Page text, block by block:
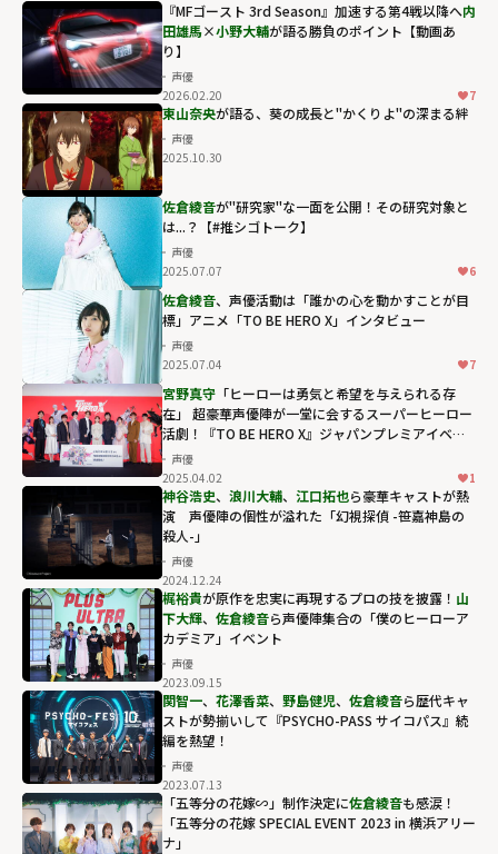
『MFゴースト 3rd Season』加速する第4戦以降へ――内
田雄馬×小野大輔が語る勝負のポイント【動画あ
り】
声優
2026.02.20
7
東山奈央が語る、葵の成長と"かくりよ"の深まる絆
声優
2025.10.30
佐倉綾音が"研究家"な一面を公開！その研究対象と
は...？【#推シゴトーク】
声優
2025.07.07
6
佐倉綾音、声優活動は「誰かの心を動かすことが目
標」アニメ「TO BE HERO X」インタビュー
声優
2025.07.04
7
宮野真守 「ヒーローは勇気と希望を与えられる存
在」 超豪華声優陣が⼀堂に会するスーパーヒーロー
活劇！『TO BE HERO X』ジャパンプレミアイベン
ト声優
2025.04.02
1
神谷浩史、 浪川大輔、 江口拓也ら豪華キャストが熱
演 声優陣の個性が溢れた「幻視探偵 -笹嘉神島の
殺人-」
声優
2024.12.24
梶裕貴が原作を忠実に再現するプロの技を披露！ 山
下大輝、 佐倉綾音ら声優陣集合の「僕のヒーローア
カデミア」イベント
声優
2023.09.15
関智一、 花澤香菜、 野島健児、 佐倉綾音ら歴代キャ
ストが勢揃いして『PSYCHO-PASS サイコパス』続
編を熱望！
声優
2023.07.13
「五等分の花嫁∽」制作決定に佐倉綾音も感涙！
「五等分の花嫁 SPECIAL EVENT 2023 in 横浜アリー
ナ」